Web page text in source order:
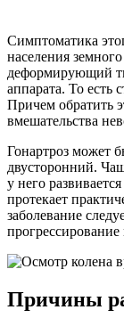
Симптоматика
населения
деформирующий
аппарата. То есть
Причем обратить
вмешательства
Гонартроз может
двусторонний.
у него
протекает
заболевание
Причины